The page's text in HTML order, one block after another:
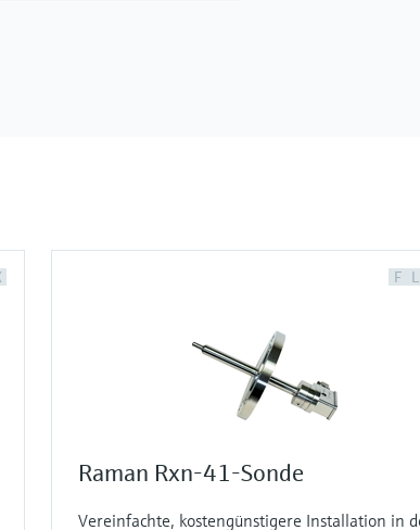
F L
Raman Rxn-41-Sonde
Vereinfachte, kostengünstigere Installation in